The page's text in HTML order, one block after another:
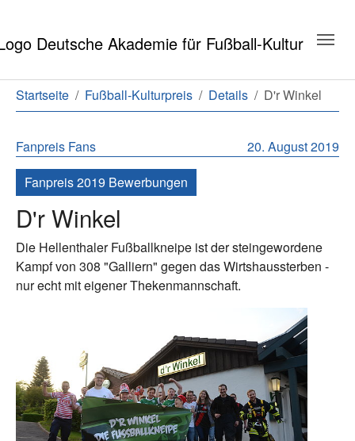
Sie sind hier:
Startseite Fußball-Kulturpreis Details D'r Winkel
20. August 2019
Fanpreis Fans
Fanpreis 2019 Bewerbungen
D'r Winkel
Die Hellenthaler Fußballkneipe ist der steingewordene
Kampf von 308 "Galliern" gegen das Wirtshaussterben -
nur echt mit eigener Thekenmannschaft.